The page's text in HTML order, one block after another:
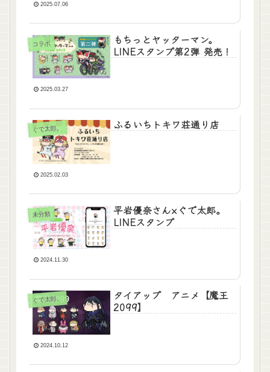
2025.07.06
コラボ
もちっとヤッターマン。
LINEスタンプ第2弾 発売！
2025.03.27
ぐで太郎。 ふるいちトキワ荘通り店
2025.02.03
未分類
平岩優奈さん×ぐで太郎。
LINEスタンプ
2024.11.30
ぐで太郎。
タイアップ アニメ【魔王
2099】
2024.10.12